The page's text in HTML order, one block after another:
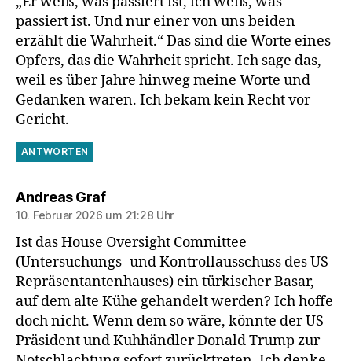
passiert ist. Und nur einer von uns beiden
erzählt die Wahrheit.“ Das sind die Worte eines
Opfers, das die Wahrheit spricht. Ich sage das,
weil es über Jahre hinweg meine Worte und
Gedanken waren. Ich bekam kein Recht vor
Gericht.
ANTWORTEN
Andreas Grafsagt:
10. Februar 2026 um 21:28 Uhr
Ist das House Oversight Committee
(Untersuchungs- und Kontrollausschuss des US-
Repräsentantenhauses) ein türkischer Basar,
auf dem alte Kühe gehandelt werden? Ich hoffe
doch nicht. Wenn dem so wäre, könnte der US-
Präsident und Kuhhändler Donald Trump zur